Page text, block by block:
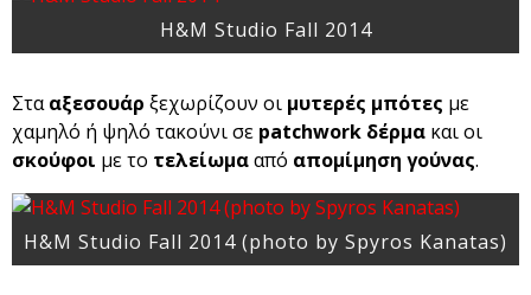
H&M Studio Fall 2014
Στααξεσουάρ ξεχωρίζουν οι μυτερές μπότες με
χαμηλό ή ψηλό τακούνι σε patchwork δέρμα και οι
σκούφοι με το τελείωμααπό απομίμηση γούνας.
H&M Studio Fall 2014 (photo by Spyros Kanatas)